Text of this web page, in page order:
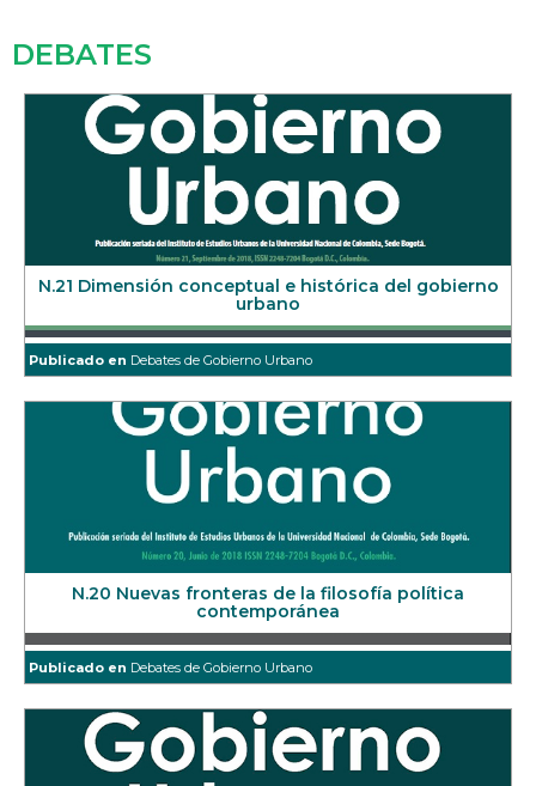
DEBATES
N.21 Dimensión conceptual e histórica del gobierno
urbano
Publicado en Debates de Gobierno Urbano
N.20 Nuevas fronteras de la filosofía política
contemporánea
Publicado en Debates de Gobierno Urbano